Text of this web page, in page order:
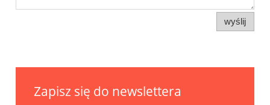
wyślij
Zapisz się do newslettera